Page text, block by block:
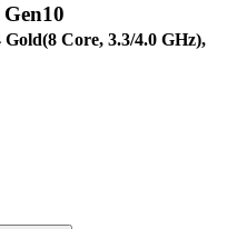
Gold(8 Core, 3.3/4.0 GHz),